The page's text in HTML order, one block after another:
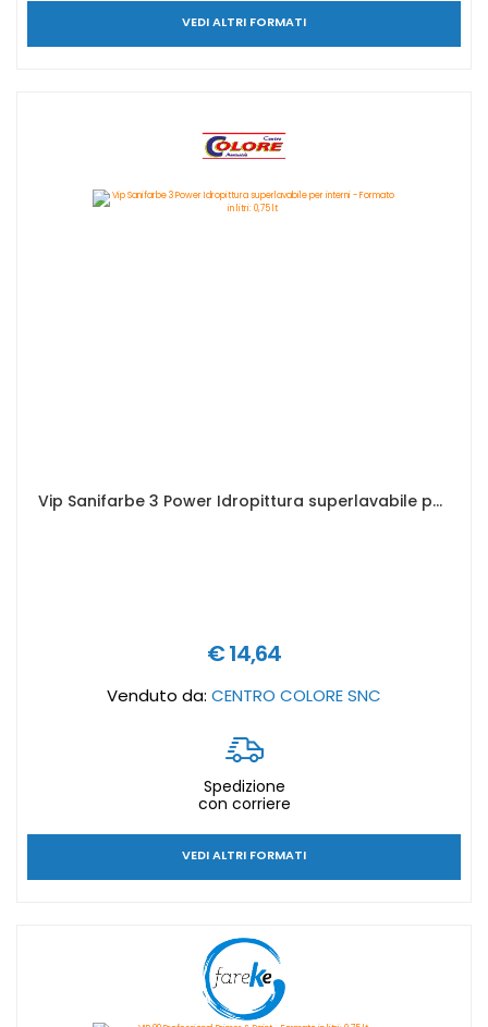
VEDI ALTRI FORMATI
Vip Sanifarbe 3 Power Idropittura superlavabile per interni - Formato in litri: 0,75 lt
€ 14,64
Venduto da: CENTRO COLORE SNC
Spedizione
con corriere
VEDI ALTRI FORMATI